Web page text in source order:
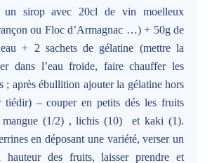
un sirop avec 20cl de vin moelleux
ou Floc d’Armagnac …) + 50g de
+ 2 sachets de gélatine (mettre la
dans l’eau froide, faire chauffer les
; après ébullition ajouter la gélatine hors
tiédir) – couper en petits dés les fruits
mangue (1/2) , lichis (10) et kaki (1).
en déposant une variété, verser un
des fruits, laisser prendre et